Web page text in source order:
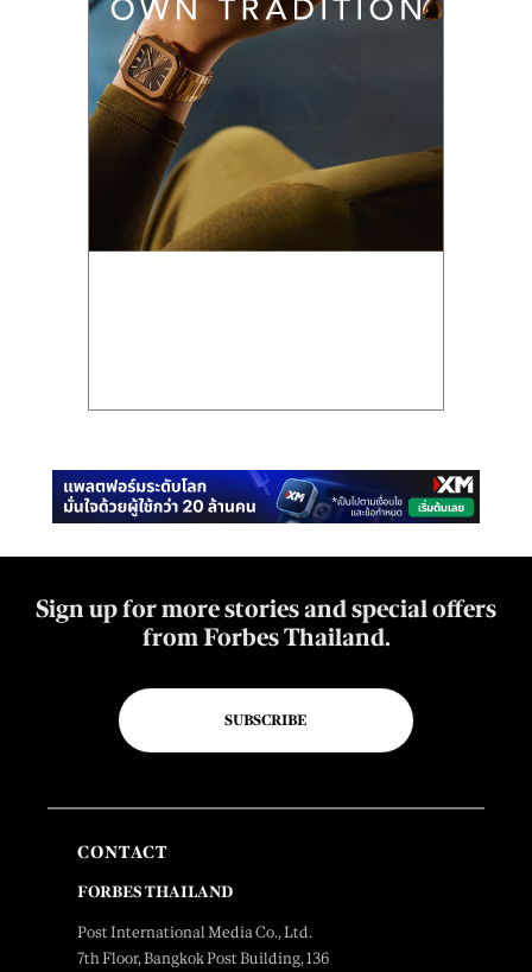
Sign up for more stories and special offers
from Forbes Thailand.
SUBSCRIBE
CONTACT
FORBES THAILAND
Post International Media Co., Ltd.
7th Floor, Bangkok Post Building, 136